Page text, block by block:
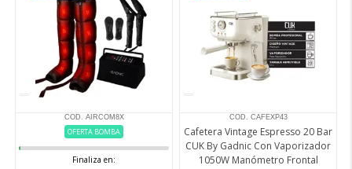
COD. AIRCOM8X
OFERTA BOMBA
Finaliza en:
COD. CAFEXP43
Cafetera Vintage Espresso 20 Bar
CUK By Gadnic Con Vaporizador
1050W Manómetro Frontal